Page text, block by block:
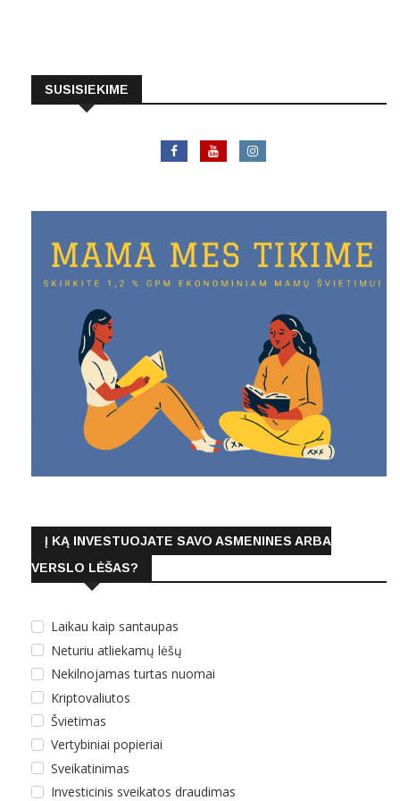
SUSISIEKIME
Į KĄ INVESTUOJATE SAVO ASMENINES ARBA
VERSLO LĖŠAS?
Laikau kaip santaupas
Neturiu atliekamų lėšų
Nekilnojamas turtas nuomai
Kriptovaliutos
Švietimas
Vertybiniai popieriai
Sveikatinimas
Investicinis sveikatos draudimas